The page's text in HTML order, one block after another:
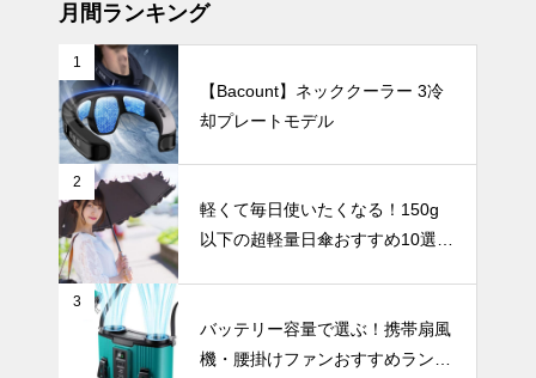
親子の朝食が
もっと楽しく
なる、 おし
ゃれでかわい
い食器7選。
UV・雨対策
【2025年最
新版】男性向
け日傘おすす
月間ランキング
1
【Bacount】ネッククーラー 3冷
却プレートモデル
2
軽くて毎日使いたくなる！150g
以下の超軽量日傘おすすめ10選
3
バッテリー容量で選ぶ！携帯扇風
機・腰掛けファンおすすめランキ